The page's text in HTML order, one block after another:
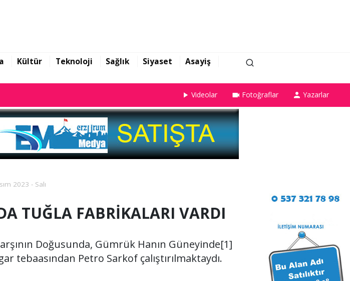
Kültür Teknoloji Sağlık Siyaset
Asayiş
Videolar Fotoğraflar Yazarlar
2023 - Salı
TUĞLA FABRİKALARI VARDI
Doğusunda, Gümrük Hanın Güneyinde[1]
tebaasından Petro Sarkof çalıştırılmaktaydı.